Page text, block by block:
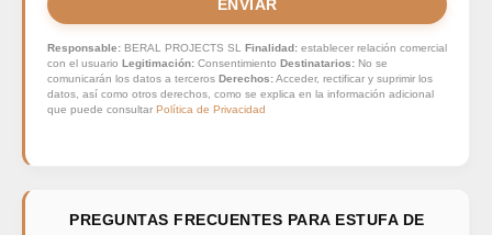
ENVIAR
Responsable: BERAL PROJECTS SL Finalidad: establecer relación comercial
con el usuario Legitimación: Consentimiento Destinatarios: No se
comunicarán los datos a terceros Derechos:Acceder, rectificar y suprimir los
datos, así como otros derechos, como se explica en la información adicional
que puede consultar Política de Privacidad
PREGUNTAS FRECUENTES PARA ESTUFA DE